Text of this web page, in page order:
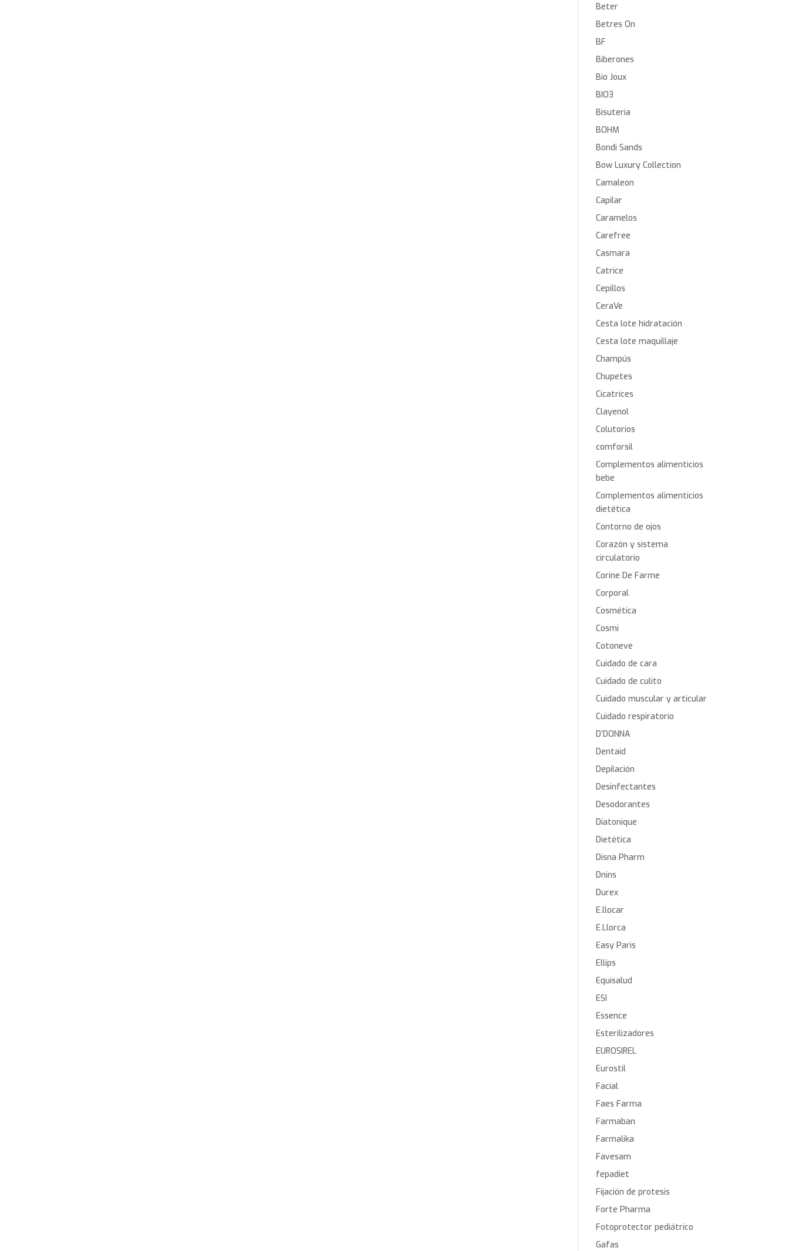
Beter
Betres On
BF
Biberones
Bio Joux
BIO3
Bisuteria
BOHM
Bondi Sands
Bow Luxury Collection
Camaleon
Capilar
Caramelos
Carefree
Casmara
Catrice
Cepillos
CeraVe
Cesta lote hidratación
Cesta lote maquillaje
Champús
Chupetes
Cicatrices
Clayenol
Colutorios
comforsil
Complementos alimenticios
bebe
Complementos alimenticios
dietética
Contorno de ojos
Corazón y sistema
circulatorio
Corine De Farme
Corporal
Cosmética
Cosmi
Cotoneve
Cuidado de cara
Cuidado de culito
Cuidado muscular y articular
Cuidado respiratorio
D’DONNA
Dentaid
Depilación
Desinfectantes
Desodorantes
Diatonique
Dietética
Disna Pharm
Dnins
Durex
E.llocar
E.Llorca
Easy Paris
Ellips
Equisalud
ESI
Essence
Esterilizadores
EUROSIREL
Eurostil
Facial
Faes Farma
Farmaban
Farmalika
Favesam
fepadiet
Fijación de protesis
Forte Pharma
Fotoprotector pediátrico
Gafas